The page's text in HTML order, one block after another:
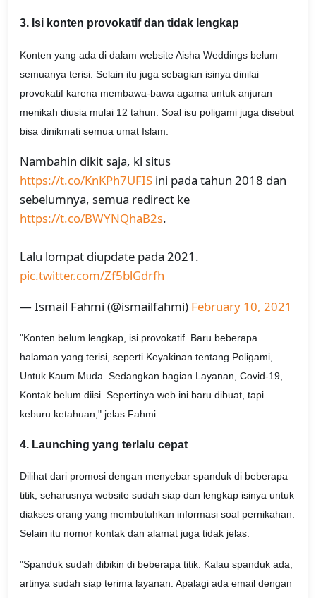
3. Isi konten provokatif dan tidak lengkap
Konten yang ada di dalam website Aisha Weddings belum
semuanya terisi. Selain itu juga sebagian isinya dinilai
provokatif karena membawa-bawa agama untuk anjuran
menikah diusia mulai 12 tahun. Soal isu poligami juga disebut
bisa dinikmati semua umat Islam.
Nambahin dikit saja, kl situs
https://t.co/KnKPh7UFIS ini pada tahun 2018 dan
sebelumnya, semua redirect ke
https://t.co/BWYNQhaB2s.
Lalu lompat diupdate pada 2021.
pic.twitter.com/Zf5blGdrfh
— Ismail Fahmi (@ismailfahmi) February 10, 2021
"Konten belum lengkap, isi provokatif. Baru beberapa
halaman yang terisi, seperti Keyakinan tentang Poligami,
Untuk Kaum Muda. Sedangkan bagian Layanan, Covid-19,
Kontak belum diisi. Sepertinya web ini baru dibuat, tapi
keburu ketahuan," jelas Fahmi.
4. Launching yang terlalu cepat
Dilihat dari promosi dengan menyebar spanduk di beberapa
titik, seharusnya website sudah siap dan lengkap isinya untuk
diakses orang yang membutuhkan informasi soal pernikahan.
Selain itu nomor kontak dan alamat juga tidak jelas.
"Spanduk sudah dibikin di beberapa titik. Kalau spanduk ada,
artinya sudah siap terima layanan. Apalagi ada email dengan